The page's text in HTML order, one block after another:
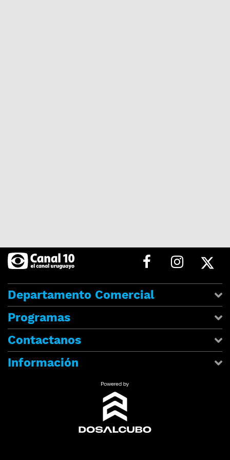
Departamento Comercial
Programas
Contactanos
Información